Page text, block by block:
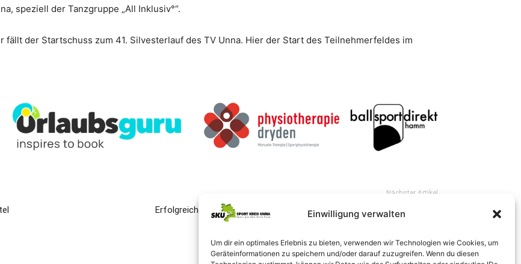
Einwilligung verwalten
Um dir ein optimales Erlebnis zu bieten, verwenden wir Technologien wie Cookies, um
Geräteinformationen zu speichern und/oder darauf zuzugreifen. Wenn du diesen
speziell der Tanzgruppe „All Inklusiv°“.
fällt der Startschuss zum 41. Silvesterlauf des TV Unna. Hier der Start des Teilnehmerfeldes im
Nächster Artikel
Erfolgreicher Selbstverteidigungskurs für Frauen und Mädchen beim JC